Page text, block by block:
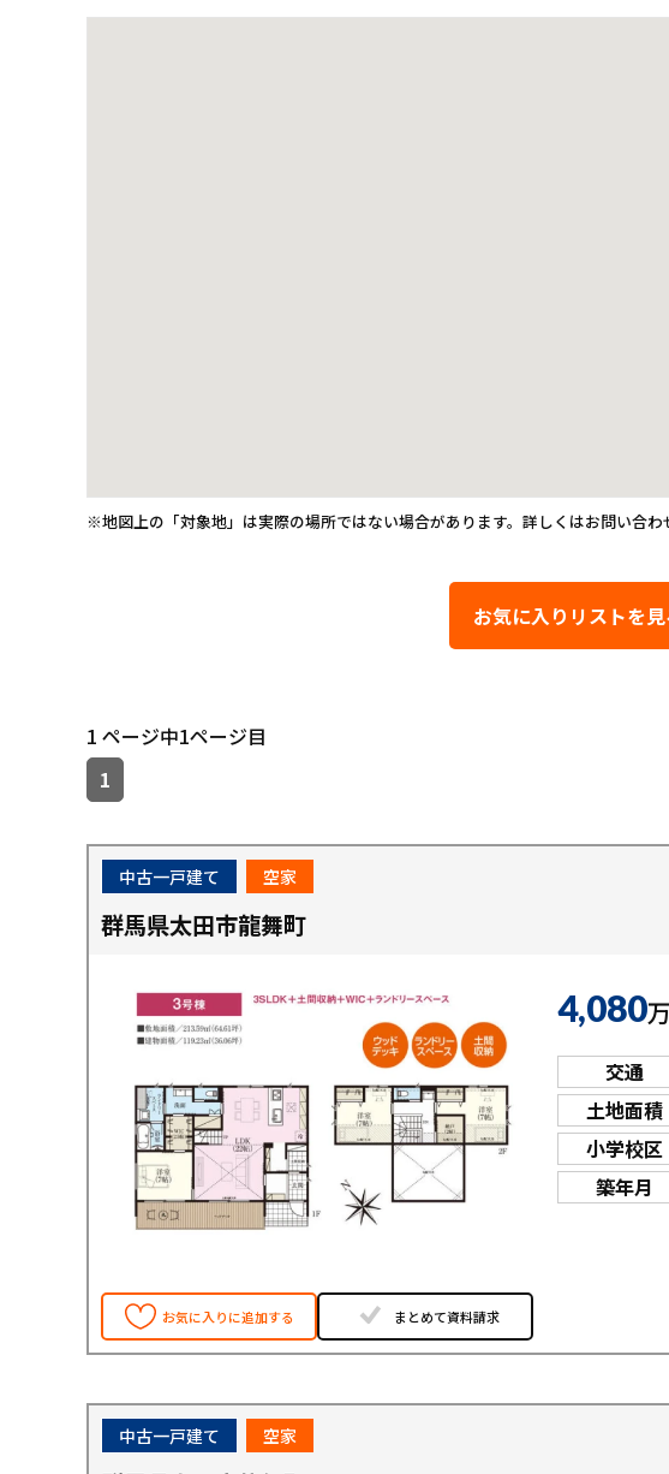
※地図上の「対象地」は実際の場所ではない場合があります。詳しくはお問い合わ
お気に入りリストを見
1 ページ中1ページ目
1
中古一戸建て 空家
群馬県太田市龍舞町
4,080
交通
土地面積
小学校区
築年月
お気に入りに追加する まとめて資料請求
中古一戸建て 空家